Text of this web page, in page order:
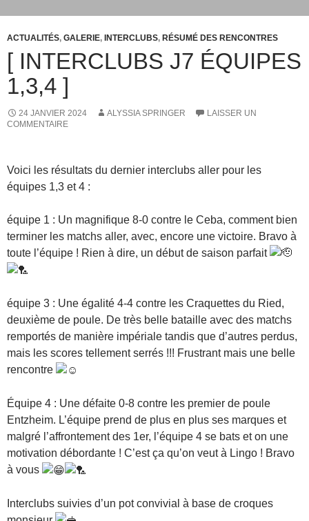
ACTUALITÉS, GALERIE, INTERCLUBS, RÉSUMÉ DES RENCONTRES
[ INTERCLUBS J7 ÉQUIPES
1,3,4 ]
24 JANVIER 2024 ALYSSIA SPRINGER
LAISSER UN
COMMENTAIRE
Voici les résultats du dernier interclubs aller pour les
équipes 1,3 et 4 :
équipe 1 : Un magnifique 8-0 contre le Ceba, comment bien
terminer les matchs aller, avec, encore une victoire. Bravo à
toute l’équipe ! Rien à dire, un début de saison parfait
équipe 3 : Une égalité 4-4 contre les Craquettes du Ried,
deuxième de poule. De très belle bataille avec des matchs
remportés de manière impériale tandis que d’autres perdus,
mais les scores tellement serrés !!! Frustrant mais une belle
rencontre
Équipe 4 : Une défaite 0-8 contre les premier de poule
Entzheim. L’équipe prend de plus en plus ses marques et
malgré l’affrontement des 1er, l’équipe 4 se bats et on une
motivation débordante ! C’est ça qu’on veut à Lingo ! Bravo
à vous
Interclubs suivies d’un pot convivial à base de croques